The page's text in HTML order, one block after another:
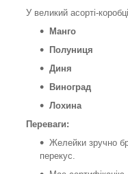
У великий асорті-
Манго
Полуниця
Диня
Виноград
Лохина
Переваги:
Желейки зручно
перекус.